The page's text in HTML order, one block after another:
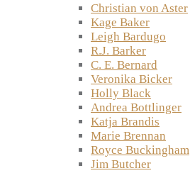
Christian von Aster
Kage Baker
Leigh Bardugo
R.J. Barker
C. E. Bernard
Veronika Bicker
Holly Black
Andrea Bottlinger
Katja Brandis
Marie Brennan
Royce Buckingham
Jim Butcher